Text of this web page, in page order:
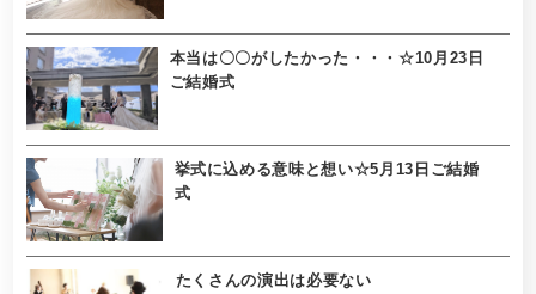
本当は〇〇がしたかった・・・☆10月23日
ご結婚式
挙式に込める意味と想い☆5月13日ご結婚
式
たくさんの演出は必要ない